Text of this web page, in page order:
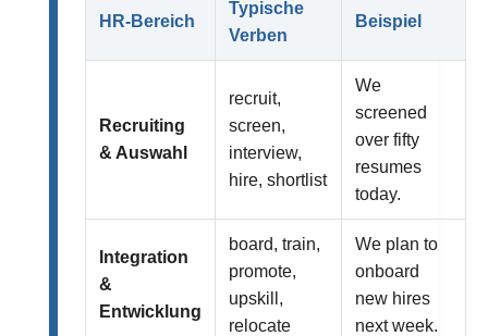
HR-Bereich
Typische
Verben
Beispiel
Recruiting
& Auswahl
recruit,
screen,
interview,
hire, shortlist
We
screened
over fifty
resumes
today.
Integration
&
Entwicklung
board, train,
promote,
upskill,
relocate
We plan to
onboard
new hires
next week.